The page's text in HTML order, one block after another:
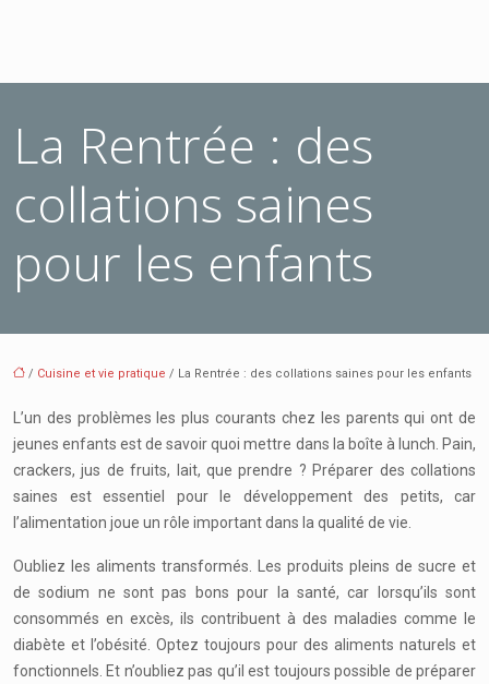
La Rentrée : des
collations saines
pour les enfants
/ Cuisine et vie pratique / La Rentrée : des collations saines pour les enfants
L’un des problèmes les plus courants chez les parents qui ont de
jeunes enfants est de savoir quoi mettre dans la boîte à lunch. Pain,
crackers, jus de fruits, lait, que prendre ? Préparer des collations
saines est essentiel pour le développement des petits, car
l’alimentation joue un rôle important dans la qualité de vie.
Oubliez les aliments transformés. Les produits pleins de sucre et
de sodium ne sont pas bons pour la santé, car lorsqu’ils sont
consommés en excès, ils contribuent à des maladies comme le
diabète et l’obésité. Optez toujours pour des aliments naturels et
fonctionnels. Et n’oubliez pas qu’il est toujours possible de préparer